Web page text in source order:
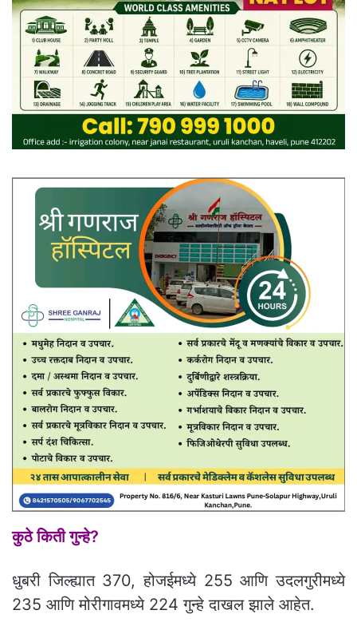
कुठे किती गुन्हे?
धुबरी जिल्ह्यात 370, होजईमध्ये 255 आणि उदलगुरीमध्ये
235 आणि मोरीगावमध्ये 224 गुन्हे दाखल झाले आहेत.